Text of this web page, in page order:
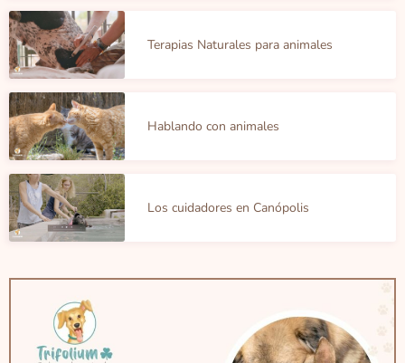
Terapias Naturales para animales
Hablando con animales
Los cuidadores en Canópolis